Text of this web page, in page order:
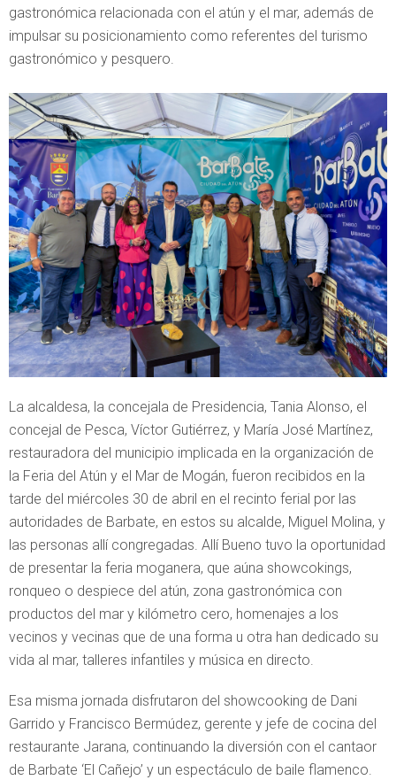
gastronómica relacionada con el atún y el mar, además de
impulsar su posicionamiento como referentes del turismo
gastronómico y pesquero.
La alcaldesa, la concejala de Presidencia, Tania Alonso, el
concejal de Pesca, Víctor Gutiérrez, y María José Martínez,
restauradora del municipio implicada en la organización de
la Feria del Atún y el Mar de Mogán, fueron recibidos en la
tarde del miércoles 30 de abril en el recinto ferial por las
autoridades de Barbate, en estos su alcalde, Miguel Molina, y
las personas allí congregadas. Allí Bueno tuvo la oportunidad
de presentar la feria moganera, que aúna showcokings,
ronqueo o despiece del atún, zona gastronómica con
productos del mar y kilómetro cero, homenajes a los
vecinos y vecinas que de una forma u otra han dedicado su
vida al mar, talleres infantiles y música en directo.
Esa misma jornada disfrutaron del showcooking de Dani
Garrido y Francisco Bermúdez, gerente y jefe de cocina del
restaurante Jarana, continuando la diversión con el cantaor
de Barbate ‘El Cañejo’ y un espectáculo de baile flamenco.